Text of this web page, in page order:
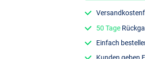
50 Tage
Einfach